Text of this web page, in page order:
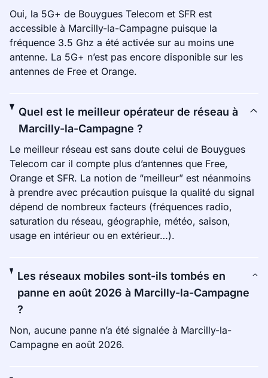
Oui, la 5G+ de Bouygues Telecom et SFR est
accessible à Marcilly-la-Campagne puisque la
fréquence 3.5 Ghz a été activée sur au moins une
antenne. La 5G+ n’est pas encore disponible sur les
antennes de Free et Orange.
Quel est le meilleur opérateur de réseau à
Marcilly-la-Campagne ?
Le meilleur réseau est sans doute celui de Bouygues
Telecom car il compte plus d’antennes que Free,
Orange et SFR. La notion de “meilleur” est néanmoins
à prendre avec précaution puisque la qualité du signal
dépend de nombreux facteurs (fréquences radio,
saturation du réseau, géographie, météo, saison,
usage en intérieur ou en extérieur…).
Les réseaux mobiles sont-ils tombés en
panne en août 2026 à Marcilly-la-Campagne
?
Non, aucune panne n’a été signalée à Marcilly-la-
Campagne en août 2026.